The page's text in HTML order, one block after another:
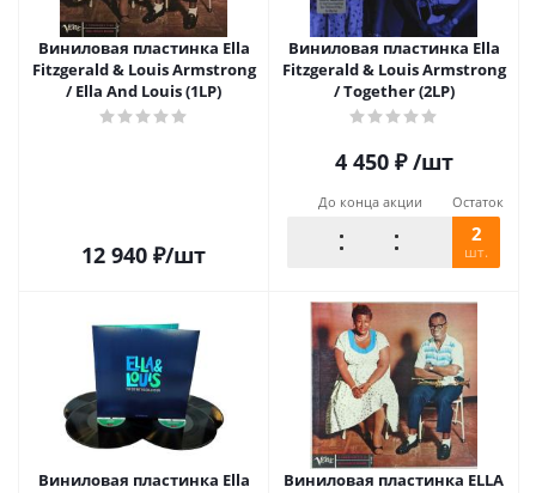
Виниловая пластинка Ella
Fitzgerald & Louis Armstrong
/ Ella And Louis (1LP)
12 940 ₽/шт
Виниловая пластинка Ella
Fitzgerald & Louis Armstrong
/ Together (2LP)
4 450₽ /шт
До конца акции Остаток
2
шт.
Виниловая пластинка Ella
Виниловая пластинка ELLA